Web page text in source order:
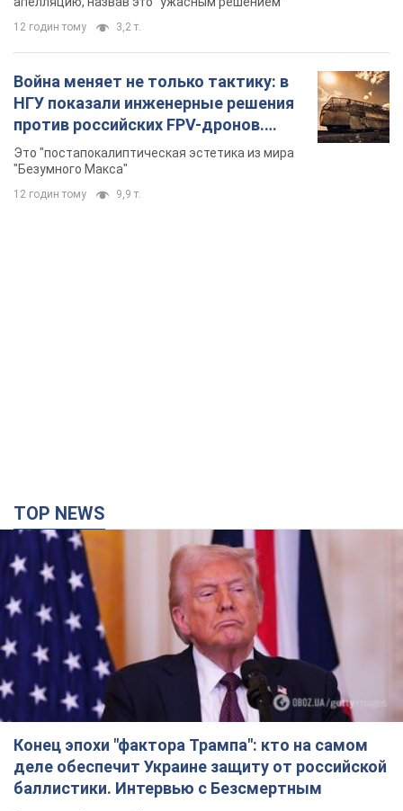
12 годин тому 3,2 т.
Война меняет не только тактику: в
НГУ показали инженерные решения
против российских FPV-дронов.
Фото
Это "постапокалиптическая эстетика из мира
"Безумного Макса"
12 годин тому 9,9 т.
TOP NEWS
Конец эпохи "фактора Трампа": кто на самом
деле обеспечит Украине защиту от российской
баллистики. Интервью с Безсмертным